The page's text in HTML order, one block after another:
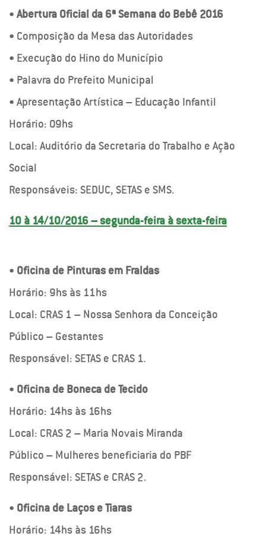
• Abertura Oficial da 6ª Semana do Bebê 2016
• Composição da Mesa das Autoridades
• Execução do Hino do Município
• Palavra do Prefeito Municipal
• Apresentação Artística – Educação Infantil
Horário: 09hs
Local: Auditório da Secretaria do Trabalho e Ação
Social
Responsáveis: SEDUC, SETAS e SMS.
10 à 14/10/2016 – segunda-feira à sexta-feira
• Oficina de Pinturas em Fraldas
Horário: 9hs às 11hs
Local: CRAS 1 – Nossa Senhora da Conceição
Público – Gestantes
Responsável: SETAS e CRAS 1.
• Oficina de Boneca de Tecido
Horário: 14hs às 16hs
Local: CRAS 2 – Maria Novais Miranda
Público – Mulheres beneficiaria do PBF
Responsável: SETAS e CRAS 2.
• Oficina de Laços e Tiaras
Horário: 14hs às 16hs